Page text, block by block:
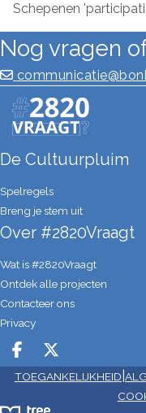
Schepenen
Nog vragen
De Cultuurpluim
Spelregels
Breng je stem uit
Over #2820Vraagt
Wat is #2820Vraagt
Ontdek alle projecten
Contacteer ons
Privacy
Deel op
Deel op X
TOEGANKELIJKHEID